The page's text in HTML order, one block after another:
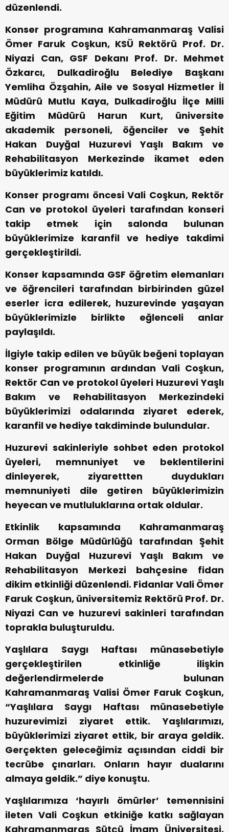
düzenlendi.
Konser programına Kahramanmaraş Valisi
Ömer Faruk Coşkun, KSÜ Rektörü Prof. Dr.
Niyazi Can, GSF Dekanı Prof. Dr. Mehmet
Özkarcı, Dulkadiroğlu Belediye Başkanı
Yemliha Özşahin, Aile ve Sosyal Hizmetler İl
Müdürü Mutlu Kaya, Dulkadiroğlu İlçe Milli
Eğitim Müdürü Harun Kurt, üniversite
akademik personeli, öğenciler ve Şehit
Hakan Duyğal Huzurevi Yaşlı Bakım ve
Rehabilitasyon Merkezinde ikamet eden
büyüklerimiz katıldı.
Konser programı öncesi Vali Coşkun, Rektör
Can ve protokol üyeleri tarafından konseri
takip etmek için salonda bulunan
büyüklerimize karanfil ve hediye takdimi
gerçekleştirildi.
Konser kapsamında GSF öğretim elemanları
ve öğrencileri tarafından birbirinden güzel
eserler icra edilerek, huzurevinde yaşayan
büyüklerimizle birlikte eğlenceli anlar
paylaşıldı.
İlgiyle takip edilen ve büyük beğeni toplayan
konser programının ardından Vali Coşkun,
Rektör Can ve protokol üyeleri Huzurevi Yaşlı
Bakım ve Rehabilitasyon Merkezindeki
büyüklerimizi odalarında ziyaret ederek,
karanfil ve hediye takdiminde bulundular.
Huzurevi sakinleriyle sohbet eden protokol
üyeleri, memnuniyet ve beklentilerini
dinleyerek, ziyarettten duydukları
memnuniyeti dile getiren büyüklerimizin
heyecan ve mutluluklarına ortak oldular.
Etkinlik kapsamında Kahramanmaraş
Orman Bölge Müdürlüğü tarafından Şehit
Hakan Duyğal Huzurevi Yaşlı Bakım ve
Rehabilitasyon Merkezi bahçesine fidan
dikim etkinliği düzenlendi. Fidanlar Vali Ömer
Faruk Coşkun, üniversitemiz Rektörü Prof. Dr.
Niyazi Can ve huzurevi sakinleri tarafından
toprakla buluşturuldu.
Yaşlılara Saygı Haftası münasebetiyle
gerçekleştirilen etkinliğe ilişkin
değerlendirmelerde bulunan
Kahramanmaraş Valisi Ömer Faruk Coşkun,
“Yaşlılara Saygı Haftası münasebetiyle
huzurevimizi ziyaret ettik. Yaşlılarımızı,
büyüklerimizi ziyaret ettik, bir araya geldik.
Gerçekten geleceğimiz açısından ciddi bir
tecrübe çınarları. Onların hayır dualarını
almaya geldik.” diye konuştu.
Yaşlılarımıza ‘hayırlı ömürler’ temennisini
ileten Vali Coşkun etkiniğe katkı sağlayan
Kahramanmaraş Sütçü İmam Üniversitesi,